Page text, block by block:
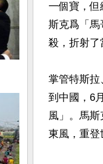
一個寶，但
斯克爲「馬
殺，折射了
掌管特斯拉
到中國，6
風」。馬
東風，重登